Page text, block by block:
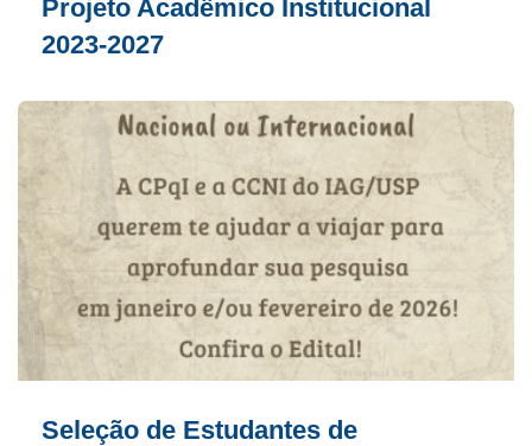
Projeto Acadêmico Institucional
2023-2027
Seleção de Estudantes de